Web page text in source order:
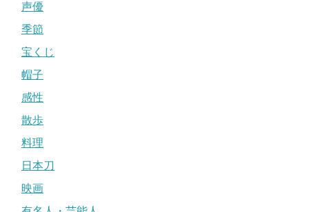
声優
季節
宝くじ
帽子
感性
散歩
料理
日本刀
映画